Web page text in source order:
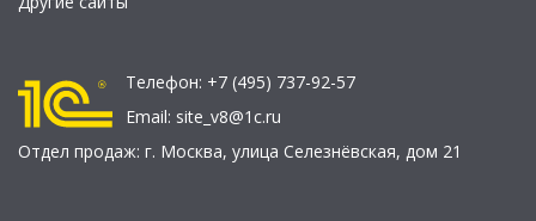
Телефон: +7 (495) 737-92-57
Email: site_v8@1c.ru
Отдел продаж: г. Москва, улица Селезнёвская, дом 21